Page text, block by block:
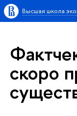
Высшая школа
скоро